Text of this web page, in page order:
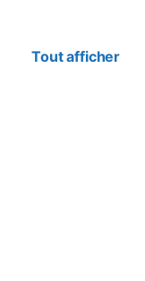
Tout afficher